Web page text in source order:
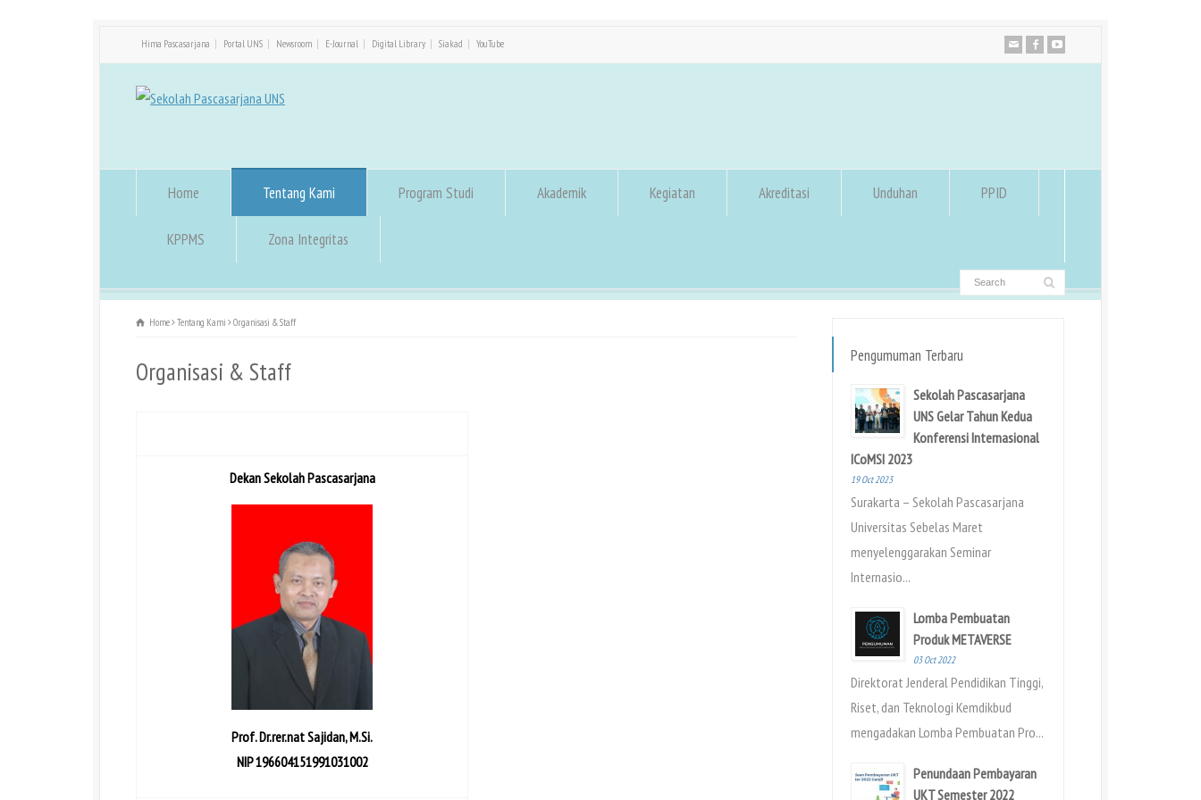
Hima Pascasarjana Portal UNS Newsroom E-Journal Digital Library Siakad YouTube
Home Tentang Kami Program Studi Akademik Kegiatan Akreditasi Unduhan PPID
KPPMS Zona Integritas
Home Tentang Kami Organisasi & Staff
Organisasi & Staff
Dekan Sekolah Pascasarjana
Prof. Dr.rer.nat Sajidan, M.Si.
NIP 196604151991031002
Pengumuman Terbaru
Sekolah Pascasarjana
UNS Gelar Tahun Kedua
Konferensi Internasional
ICoMSI 2023
19 Oct 2023
Surakarta – Sekolah Pascasarjana
Universitas Sebelas Maret
menyelenggarakan Seminar
Internasio...
Lomba Pembuatan
Produk METAVERSE
03 Oct 2022
Direktorat Jenderal Pendidikan Tinggi,
Riset, dan Teknologi Kemdikbud
mengadakan Lomba Pembuatan Pro...
Penundaan Pembayaran
UKT Semester 2022